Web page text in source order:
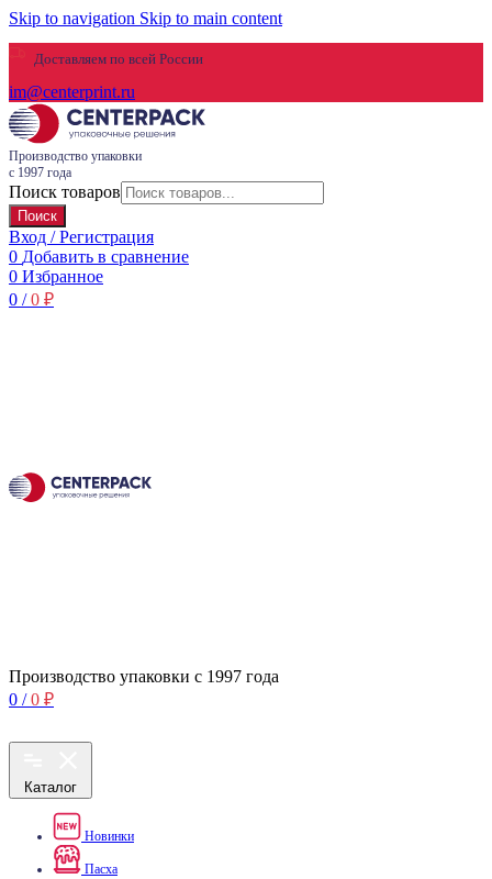
Skip to navigation Skip to main content
Доставляем по всей России
im@centerprint.ru
Производство упаковки
с 1997 года
Поиск товаров
Поиск
Вход / Регистрация
0 Добавить в сравнение
0 Избранное
0 / 0 ₽
Производство упаковки с 1997 года
0 / 0 ₽
Каталог
Новинки
Пасха